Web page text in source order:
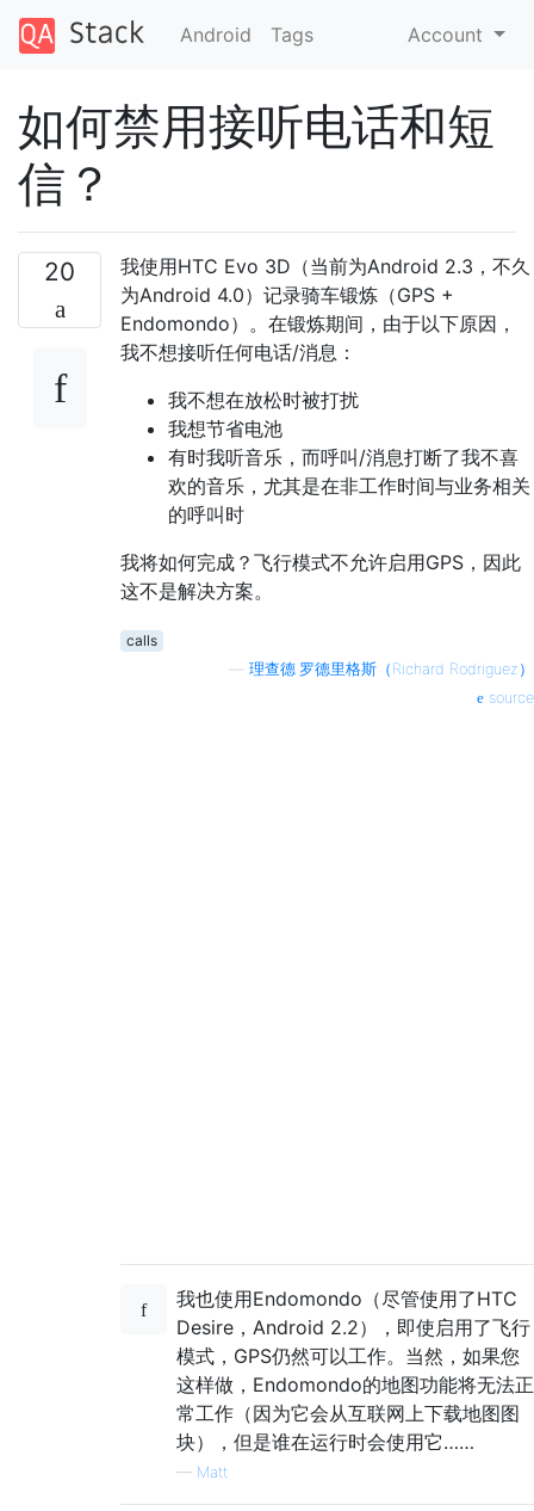
Android Tags Account
如何禁用接听电话和短
信？
20
我使用HTC Evo 3D（当前为Android 2.3，不久
为Android 4.0）记录骑车锻炼（GPS +
Endomondo）。在锻炼期间，由于以下原因，
我不想接听任何电话/消息：
我不想在放松时被打扰
我想节省电池
有时我听音乐，而呼叫/消息打断了我不喜
欢的音乐，尤其是在非工作时间与业务相关
的呼叫时
我将如何完成？飞行模式不允许启用GPS，因此
这不是解决方案。
calls
理查德·罗德里格斯（Richard Rodriguez）
source
我也使用Endomondo（尽管使用了HTC
Desire，Android 2.2），即使启用了飞行
模式，GPS仍然可以工作。当然，如果您
这样做，Endomondo的地图功能将无法正
常工作（因为它会从互联网上下载地图图
块），但是谁在运行时会使用它……
— Matt